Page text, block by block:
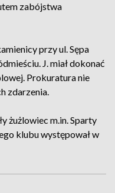
zabójstwa
przy ul. Sępa
J. miał dokonać
Prokuratura nie
zdarzenia.
żużlowiec m.in. Sparty
klubu występował w